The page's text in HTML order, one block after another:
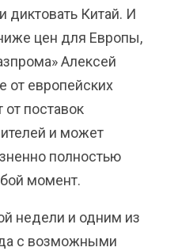
диктовать Китай. И
цен для Европы,
Алексей
от европейских
от поставок
и может
полностью
момент.
недели и одним из
с возможными